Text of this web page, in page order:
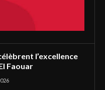
l’excellence
Faouar